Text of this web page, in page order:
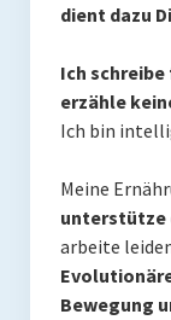
Fermente
Fisch &
Fleisch und
Gemüse
dient dazu
Ich
erzähle
Ich bin
Meine
unterstütze
arbeite
Bewegung